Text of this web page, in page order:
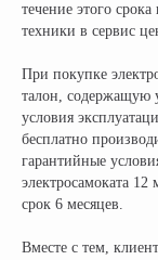
течение этого
техники в сервис
При покупке
талон, содержащую
условия
бесплатно
гарантийные
электросамоката
срок 6 месяцев.
Вместе с тем,